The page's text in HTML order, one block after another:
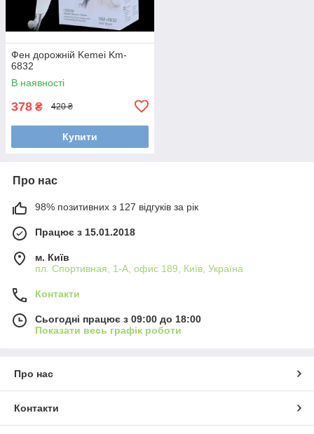
Фен дорожній Kemei Km-
6832
В наявності
378 ₴ 420 ₴
Купити
Про нас
98% позитивних з 127 відгуків за рік
Працює з 15.01.2018
м. Київ
пл. Спортивная, 1-А, офис 189, Київ, Україна
Контакти
Сьогодні працює з 09:00 до 18:00
Показати весь графік роботи
Про нас
Контакти